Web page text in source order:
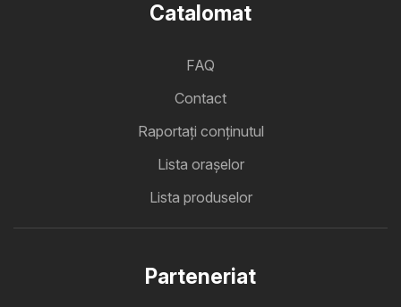
Catalomat
FAQ
Contact
Raportați conținutul
Lista oraşelor
Lista produselor
Parteneriat